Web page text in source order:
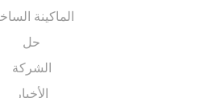
الماكينة الساخنة
الشركة